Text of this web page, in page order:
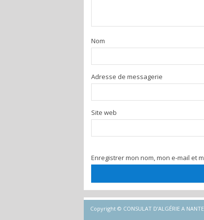
Nom
Adresse de messagerie
Site web
Enregistrer mon nom, mon e-mail et
Copyright © CONSULAT D’ALGÉRIE A